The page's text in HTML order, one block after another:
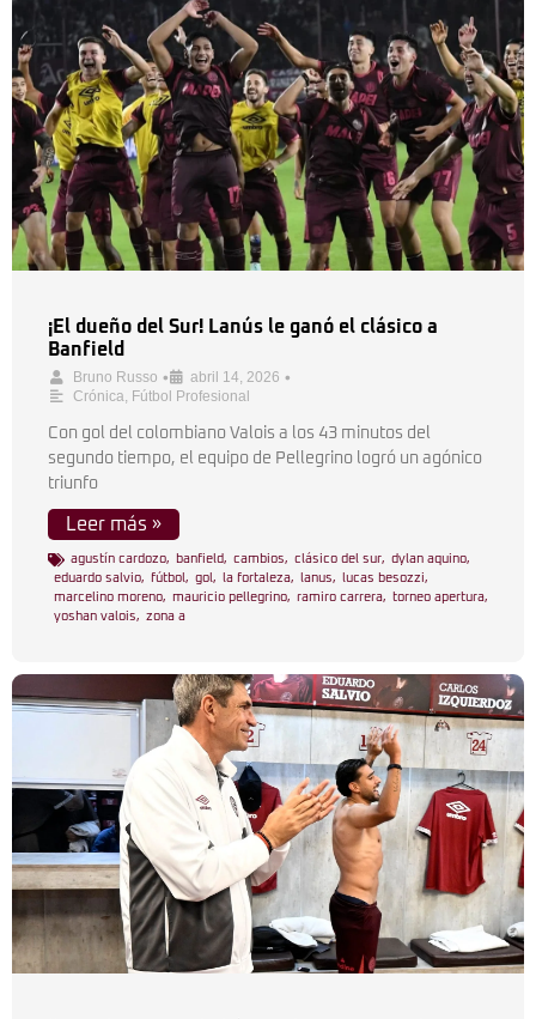
¡El dueño del Sur! Lanús le ganó el clásico a
Banfield
Bruno Russo • abril 14, 2026 •
Crónica, Fútbol Profesional
Con gol del colombiano Valois a los 43 minutos del
segundo tiempo, el equipo de Pellegrino logró un agónico
triunfo
Leer más »
agustín cardozo, banfield, cambios, clásico del sur, dylan aquino,
eduardo salvio, fútbol , gol , la fortaleza, lanus, lucas besozzi,
marcelino moreno, mauricio pellegrino, ramiro carrera, torneo apertura,
yoshan valois, zona a